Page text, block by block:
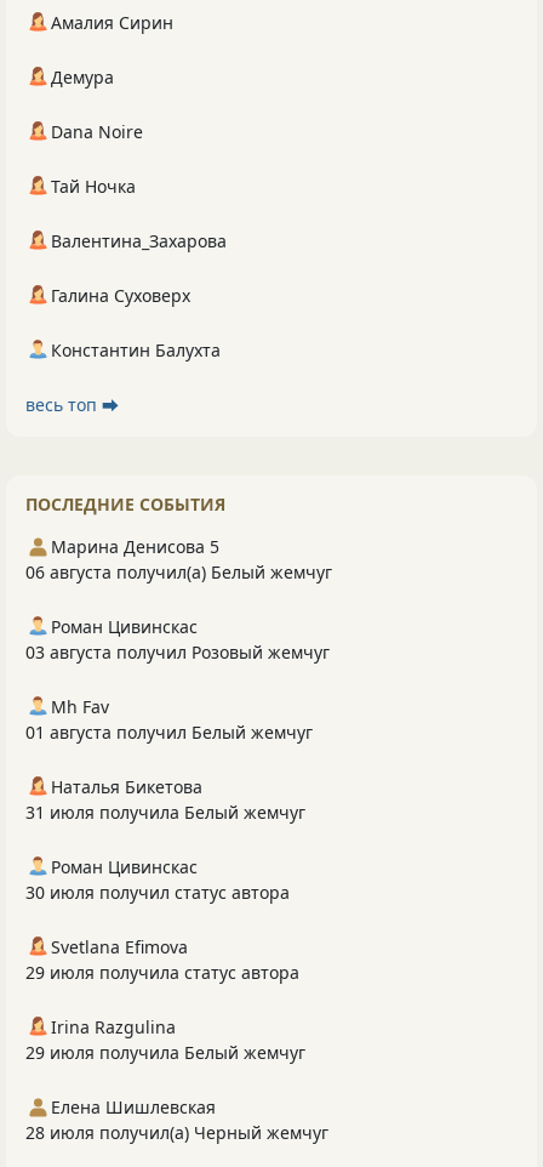
Амалия Сирин
Демура
Dana Noire
Тай Ночка
Валентина_Захарова
Галина Суховерх
Константин Балухта
весь топ ⮕
ПОСЛЕДНИЕ СОБЫТИЯ
Марина Денисова 5
06 августа получил(а) Белый жемчуг
Роман Цивинскас
03 августа получил Розовый жемчуг
Mh Fav
01 августа получил Белый жемчуг
Наталья Бикетова
31 июля получила Белый жемчуг
Роман Цивинскас
30 июля получил статус автора
Svetlana Efimova
29 июля получила статус автора
Irina Razgulina
29 июля получила Белый жемчуг
Елена Шишлевская
28 июля получил(а) Черный жемчуг